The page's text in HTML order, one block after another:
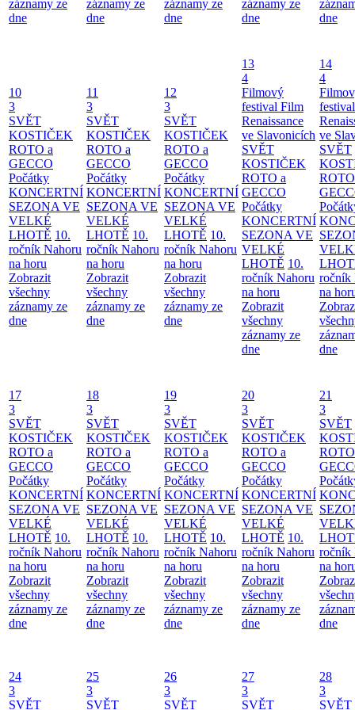
záznamy ze
dne
záznamy ze
dne
záznamy ze
dne
záznamy ze
dne
dne
10
3
SVĚT
KOSTIČEK
ROTO a
GECCO
Počátky
KONCERTNÍ
SEZONA VE
VELKÉ
LHOTĚ 10.
ročník Nahoru
na horu
Zobrazit
všechny
záznamy ze
dne
11
3
SVĚT
KOSTIČEK
ROTO a
GECCO
Počátky
KONCERTNÍ
SEZONA VE
VELKÉ
LHOTĚ 10.
ročník Nahoru
na horu
Zobrazit
všechny
záznamy ze
dne
12
3
SVĚT
KOSTIČEK
ROTO a
GECCO
Počátky
KONCERTNÍ
SEZONA VE
VELKÉ
LHOTĚ 10.
ročník Nahoru
na horu
Zobrazit
všechny
záznamy ze
dne
13
4
Filmový
festival Film
Renaissance
ve Slavonicích
SVĚT
KOSTIČEK
ROTO a
GECCO
Počátky
KONCERTNÍ
SEZONA VE
VELKÉ
LHOTĚ 10.
ročník Nahoru
na horu
Zobrazit
všechny
záznamy ze
dne
14
4
ve
SVĚT
ročník
na
dne
17
3
SVĚT
KOSTIČEK
ROTO a
GECCO
Počátky
KONCERTNÍ
SEZONA VE
VELKÉ
LHOTĚ 10.
ročník Nahoru
na horu
Zobrazit
všechny
záznamy ze
dne
18
3
SVĚT
KOSTIČEK
ROTO a
GECCO
Počátky
KONCERTNÍ
SEZONA VE
VELKÉ
LHOTĚ 10.
ročník Nahoru
na horu
Zobrazit
všechny
záznamy ze
dne
19
3
SVĚT
KOSTIČEK
ROTO a
GECCO
Počátky
KONCERTNÍ
SEZONA VE
VELKÉ
LHOTĚ 10.
ročník Nahoru
na horu
Zobrazit
všechny
záznamy ze
dne
20
3
SVĚT
KOSTIČEK
ROTO a
GECCO
Počátky
KONCERTNÍ
SEZONA VE
VELKÉ
LHOTĚ 10.
ročník Nahoru
na horu
Zobrazit
všechny
záznamy ze
dne
21
3
SVĚT
ročník
na
dne
24
3
SVĚT
25
3
SVĚT
26
3
SVĚT
27
3
SVĚT
28
3
SVĚT